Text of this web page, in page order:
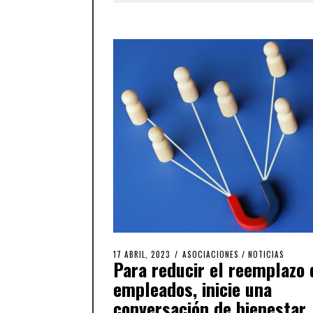
17 ABRIL, 2023 ASOCIACIONES / NOTICIAS
Para reducir el reemplazo
empleados, inicie una